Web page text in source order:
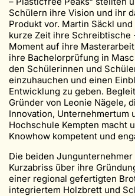
Schülern ihre Vision und ihr
Produkt vor. Martin Säckl
kurze Zeit ihre Schreibtische
Moment auf ihre
ihre Bachelorprüfung in
den Schülerinnen und
einzuhauchen und einen
Entwicklung zu geben.
Gründer von Leonie Nägele,
Innovation, Unternehmertum
Hochschule Kempten macht
Knowhow kompetent und
Die beiden
Kurzabriss über ihre
einer regional gefertigten
integriertem Holzbrett und